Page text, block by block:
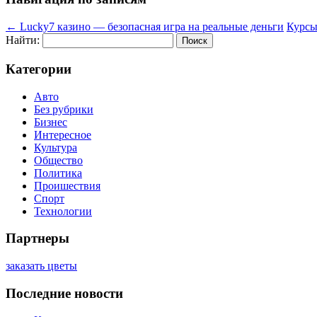
← Lucky7 казино — безопасная игра на реальные деньги
Найти:
Категории
Авто
Без рубрики
Бизнес
Интересное
Культура
Общество
Политика
Проишествия
Спорт
Технологии
Партнеры
заказать цветы
Последние новости